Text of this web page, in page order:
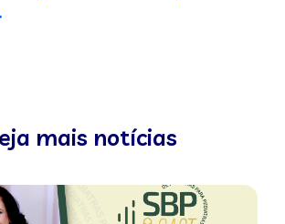
mais notícias